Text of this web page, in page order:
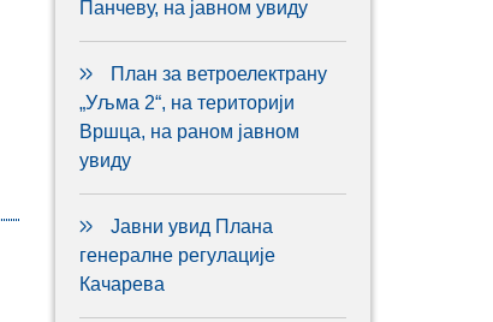
Панчеву, на јавном увиду
План за ветроелектрану
„Уљма 2“, на територији
Вршца, на раном јавном
увиду
Јавни увид Плана
генералне регулације
Качарева